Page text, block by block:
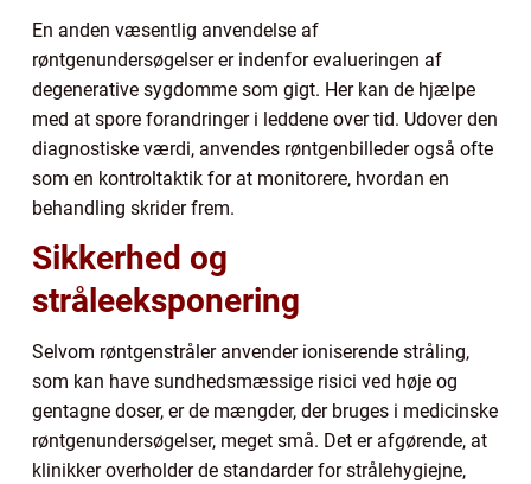
En anden væsentlig anvendelse af
røntgenundersøgelser er indenfor evalueringen af
degenerative sygdomme som gigt. Her kan de hjælpe
med at spore forandringer i leddene over tid. Udover den
diagnostiske værdi, anvendes røntgenbilleder også ofte
som en kontroltaktik for at monitorere, hvordan en
behandling skrider frem.
Sikkerhed og
stråleeksponering
Selvom røntgenstråler anvender ioniserende stråling,
som kan have sundhedsmæssige risici ved høje og
gentagne doser, er de mængder, der bruges i medicinske
røntgenundersøgelser, meget små. Det er afgørende, at
klinikker overholder de standarder for strålehygiejne,